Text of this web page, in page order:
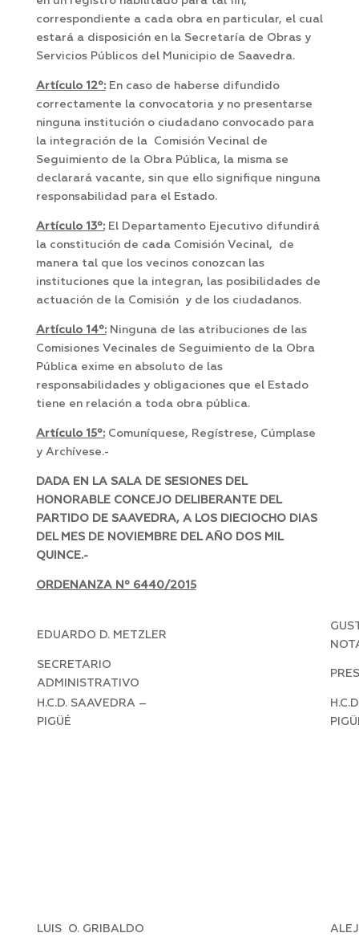
correspondiente a cada obra en particular, el cual
estará a disposición en la Secretaría de Obras y
Servicios Públicos del Municipio de Saavedra.
Artículo 12º:En caso de haberse difundido
correctamente la convocatoria y no presentarse
ninguna institución o ciudadano convocado para
la integración de la Comisión Vecinal de
Seguimiento de la Obra Pública, la misma se
declarará vacante, sin que ello signifique ninguna
responsabilidad para el Estado.
Artículo 13º:El Departamento Ejecutivo difundirá
la constitución de cada Comisión Vecinal, de
manera tal que los vecinos conozcan las
instituciones que la integran, las posibilidades de
actuación de la Comisión y de los ciudadanos.
Artículo 14º:Ninguna de las atribuciones de las
Comisiones Vecinales de Seguimiento de la Obra
Pública exime en absoluto de las
responsabilidades y obligaciones que el Estado
tiene en relación a toda obra pública.
Artículo 15º:Comuníquese, Regístrese, Cúmplase
y Archívese.-
DADA EN LA SALA DE SESIONES DEL
HONORABLE CONCEJO DELIBERANTE DEL
PARTIDO DE SAAVEDRA, A LOS DIECIOCHO DIAS
DEL MES DE NOVIEMBRE DEL AÑO DOS MIL
QUINCE.-
ORDENANZA Nº 6440/2015
EDUARDO D. METZLER
SECRETARIO
ADMINISTRATIVO
H.C.D. SAAVEDRA –
PIGÜÉ
LUIS O. GRIBALDO